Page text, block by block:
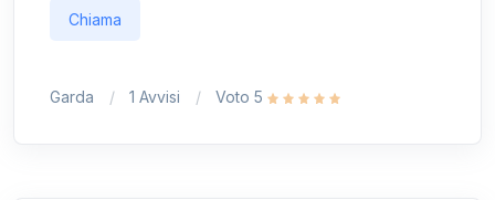
Chiama
Garda 1 Avvisi Voto 5